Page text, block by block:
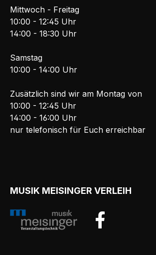
Mittwoch - Freitag
10:00 - 12:45 Uhr
14:00 - 18:30 Uhr
Samstag
10:00 - 14:00 Uhr
Zusätzlich sind wir am Montag von
10:00 - 12:45 Uhr
14:00 - 16:00 Uhr
nur telefonisch für Euch erreichbar
MUSIK MEISINGER VERLEIH